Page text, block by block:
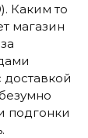
Каким то
магазин
подгонки